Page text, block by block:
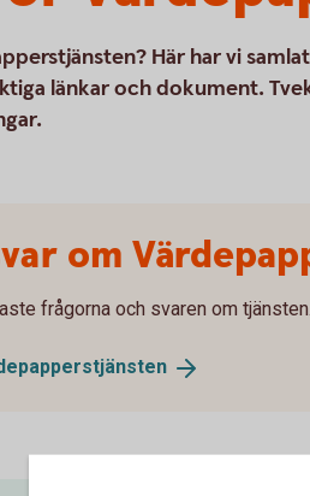
Här har vi
länkar och dokument.
om
frågorna och svaren om tjänsten.